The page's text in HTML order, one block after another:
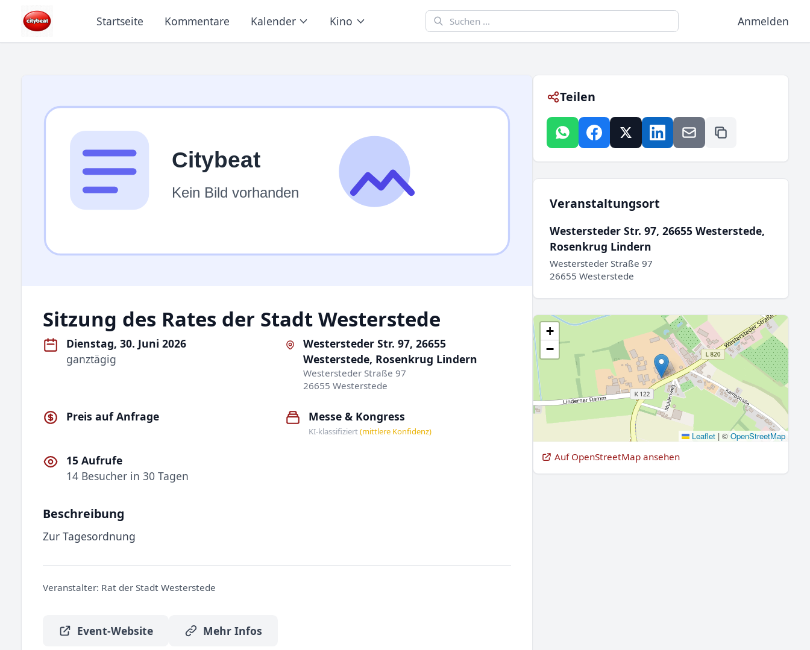
Startseite Kommentare Kalender Kino Anmelden
Sitzung des Rates der Stadt Westerstede
Dienstag, 30. Juni 2026
ganztägig
Westersteder Str. 97, 26655
Westerstede, Rosenkrug Lindern
Westersteder Straße 97
26655 Westerstede
Preis auf Anfrage Messe & Kongress
KI-klassifiziert(mittlere Konfidenz)
15 Aufrufe
14 Besucher in 30 Tagen
Beschreibung
Zur Tagesordnung
Veranstalter: Rat der Stadt Westerstede
Event-Website Mehr Infos
Teilen
Veranstaltungsort
Westersteder Str. 97, 26655 Westerstede,
Rosenkrug Lindern
Westersteder Straße 97
26655 Westerstede
+
−
Leaflet |© OpenStreetMap
Auf OpenStreetMap ansehen